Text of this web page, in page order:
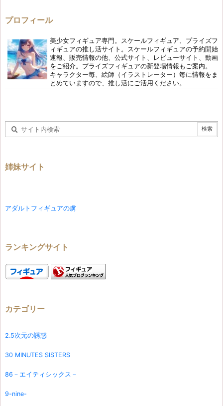
プロフィール
美少女フィギュア専門。スケールフィギュア、プライズフ
ィギュアの推し活サイト。スケールフィギュアの予約開始
速報、販売情報の他、公式サイト、レビューサイト、動画
をご紹介。プライズフィギュアの新登場情報もご案内。
キャラクター毎、絵師（イラストレーター）毎に情報をま
とめていますので、推し活にご活用ください。
姉妹サイト
アダルトフィギュアの虜
ランキングサイト
カテゴリー
2.5次元の誘惑
30 MINUTES SISTERS
86－エイティシックス－
9-nine-